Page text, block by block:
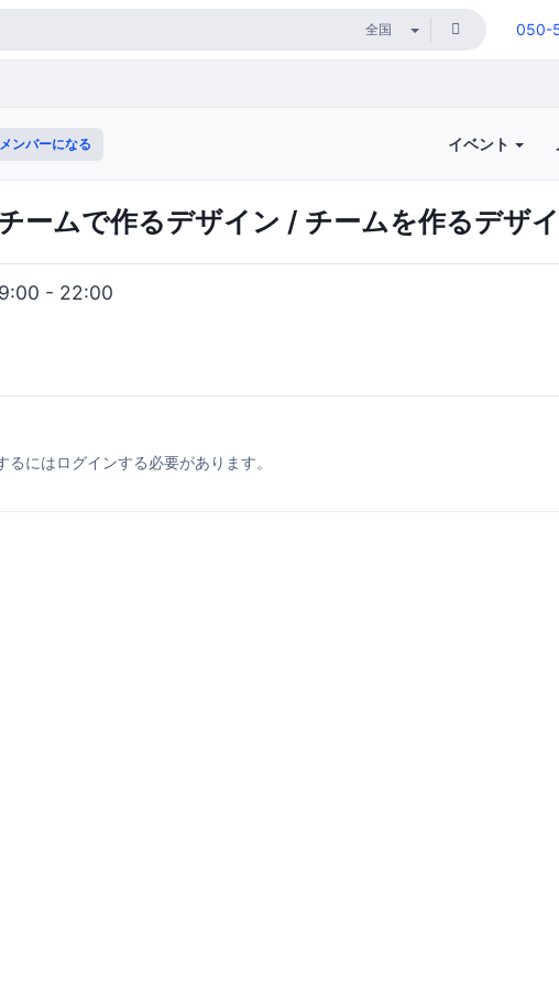
050-
メンバーになる イベント
ームで作るデザイン / チームを作るデザ
- 22:00
るにはログインする必要があります。